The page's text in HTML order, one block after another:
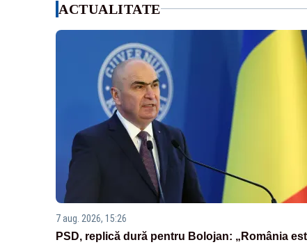
ACTUALITATE
7 aug. 2026, 15:26
PSD, replică dură pentru Bolojan: „România